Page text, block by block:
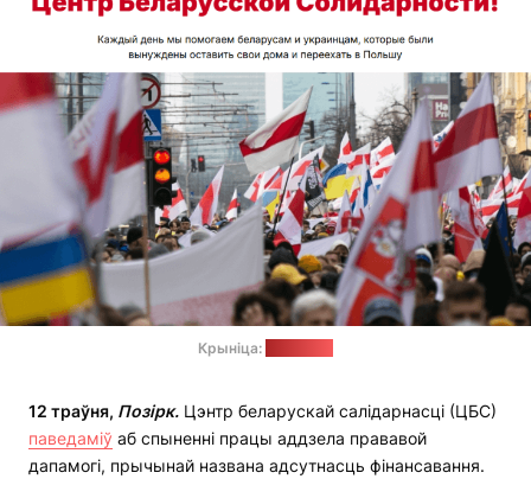
Крыніца:
12 траўня, Позірк. Цэнтр беларускай салідарнасці (ЦБС)
паведаміў аб спыненні працы аддзела прававой
дапамогі, прычынай названа адсутнасць фінансавання.